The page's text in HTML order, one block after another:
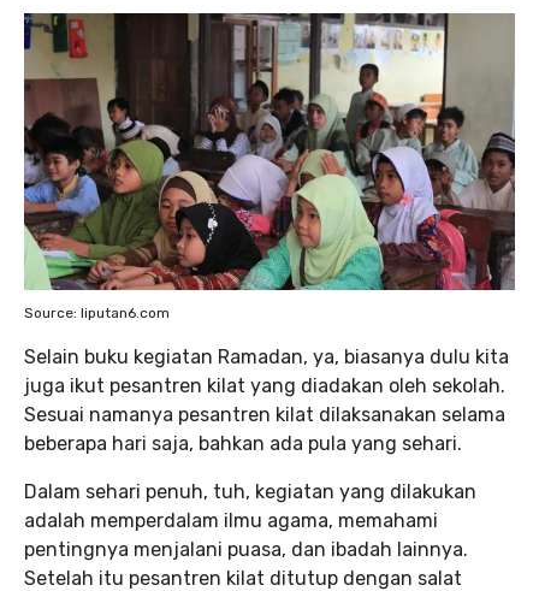
Source: liputan6.com
Selain buku kegiatan Ramadan, ya, biasanya dulu kita
juga ikut pesantren kilat yang diadakan oleh sekolah.
Sesuai namanya pesantren kilat dilaksanakan selama
beberapa hari saja, bahkan ada pula yang sehari.
Dalam sehari penuh, tuh, kegiatan yang dilakukan
adalah memperdalam ilmu agama, memahami
pentingnya menjalani puasa, dan ibadah lainnya.
Setelah itu pesantren kilat ditutup dengan salat